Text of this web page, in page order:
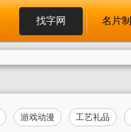
找字网 名片
游戏动漫 工艺礼品